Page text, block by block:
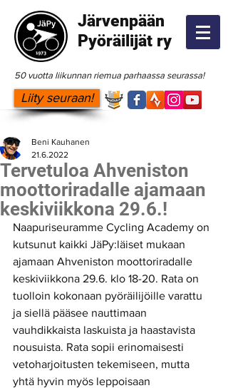
Järvenpään
Pyöräilijät ry
50 vuotta liikunnan riemua parhaassa seurassa!
Liity seuraan!
Tervetuloa Ahveniston
moottoriradalle ajamaan
keskiviikkona 29.6.!
Beni Kauhanen
21.6.2022
Naapuriseuramme Cycling Academy on
kutsunut kaikki JäPy:läiset mukaan
ajamaan Ahveniston moottoriradalle
keskiviikkona 29.6. klo 18-20. Rata on
tuolloin kokonaan pyöräilijöille varattu
ja siellä pääsee nauttimaan
vauhdikkaista laskuista ja haastavista
nousuista. Rata sopii erinomaisesti
vetoharjoitusten tekemiseen, mutta
yhtä hyvin myös leppoisaan